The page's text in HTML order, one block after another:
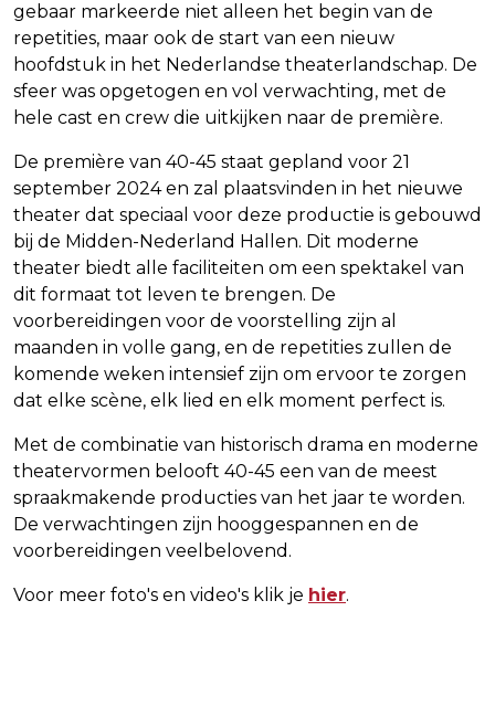
gebaar markeerde niet alleen het begin van de
repetities, maar ook de start van een nieuw
hoofdstuk in het Nederlandse theaterlandschap. De
sfeer was opgetogen en vol verwachting, met de
hele cast en crew die uitkijken naar de première.
De première van 40-45 staat gepland voor 21
september 2024 en zal plaatsvinden in het nieuwe
theater dat speciaal voor deze productie is gebouwd
bij de Midden-Nederland Hallen. Dit moderne
theater biedt alle faciliteiten om een spektakel van
dit formaat tot leven te brengen. De
voorbereidingen voor de voorstelling zijn al
maanden in volle gang, en de repetities zullen de
komende weken intensief zijn om ervoor te zorgen
dat elke scène, elk lied en elk moment perfect is.
Met de combinatie van historisch drama en moderne
theatervormen belooft 40-45 een van de meest
spraakmakende producties van het jaar te worden.
De verwachtingen zijn hooggespannen en de
voorbereidingen veelbelovend.
Voor meer foto's en video's klik je hier.